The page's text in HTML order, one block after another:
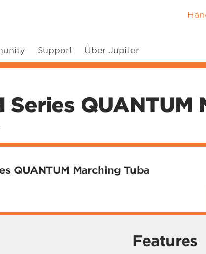
Support Über Jupiter
Series QUANTUM
QUANTUM Marching Tuba
Features